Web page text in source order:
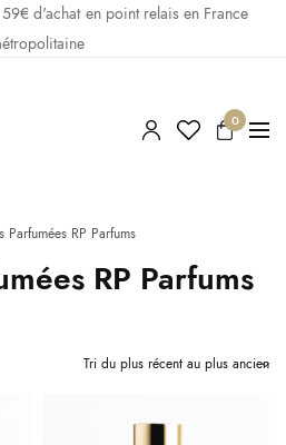
d'achat en point relais en France
0
Parfumées RP Parfums
RP Parfums